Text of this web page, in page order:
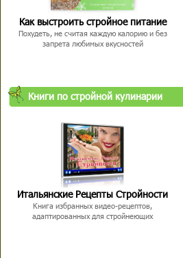
Как выстроить стройное питание
Похудеть, не считая каждую калорию и без
запрета любимых вкусностей
Книги по стройной кулинарии
Итальянские Рецепты Стройности
Книга избранных видео-рецептов,
адаптированных для стройнеющих